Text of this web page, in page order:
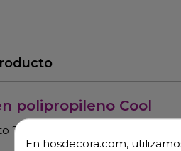
polipropileno Cool
79 cm.
En hosdecora.com,